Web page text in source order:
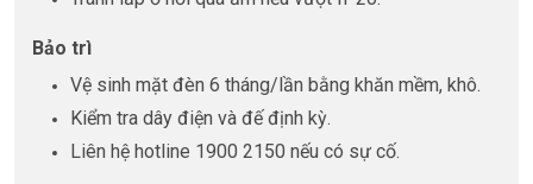
Bảo trì
Vệ sinh mặt đèn 6 tháng/lần bằng khăn mềm, khô.
Kiểm tra dây điện và đế định kỳ.
Liên hệ hotline 1900 2150 nếu có sự cố.